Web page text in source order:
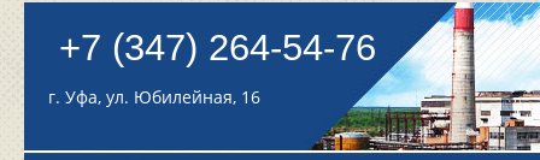
+7 (347) 264-54-76
г. Уфа, ул. Юбилейная, 16